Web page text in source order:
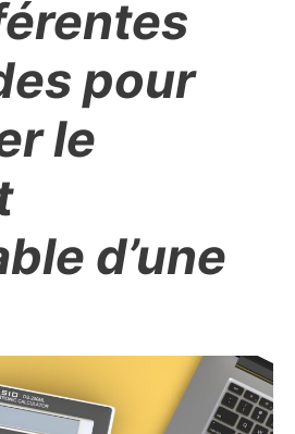
pour
le
d’une